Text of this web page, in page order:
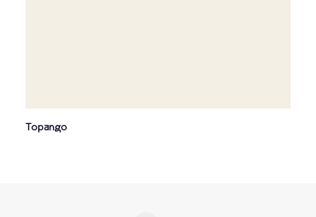
Topango